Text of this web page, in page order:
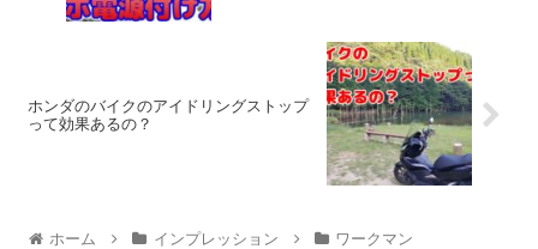
ホンダのバイクのアイドリングストップ
って効果あるの？
ホーム インプレッション ワークマン